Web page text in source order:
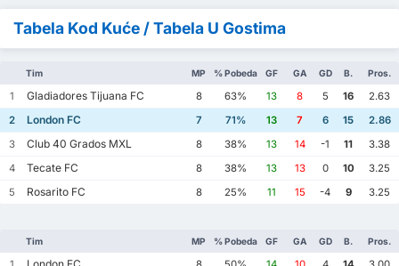
Tabela Kod Kuće / Tabela U Gostima
Tim MP % Pobeda GF GA GD B. Pros.
1 Gladiadores Tijuana FC 8 63% 13 8 5 16
2.63
2
London FC 7 71% 13 7 6 15
2.86
3
Club 40 Grados MXL 8 38% 13 14 -1 11
3.38
4
Tecate FC 8 38% 13 13 0 10
3.25
5
Rosarito FC 8 25% 11 15 -4 9 3.25
Tim MP % Pobeda GF GA GD B. Pros.